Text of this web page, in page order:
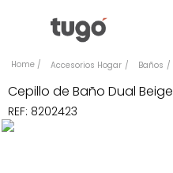
Accesorios Hogar Baños
Cepillo de Baño Dual Beige
REF: 8202423
Comedor
Escritorio